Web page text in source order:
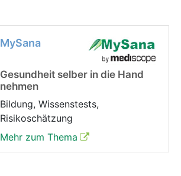
MySana
Gesundheit selber in die Hand
nehmen
Bildung, Wissenstests,
Risikoschätzung
Mehr zum Thema